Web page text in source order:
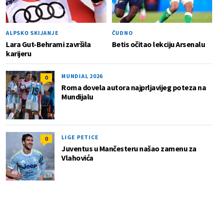
ALPSKO SKIJANJE
Lara Gut-Behrami završila
karijeru
ČUDNO
Betis očitao lekciju Arsenalu
0 MUNDIAL 2026
Roma dovela autora najprljavijeg poteza na
Mundijalu
0 LIGE PETICE
Juventus u Mančesteru našao zamenu za
Vlahovića